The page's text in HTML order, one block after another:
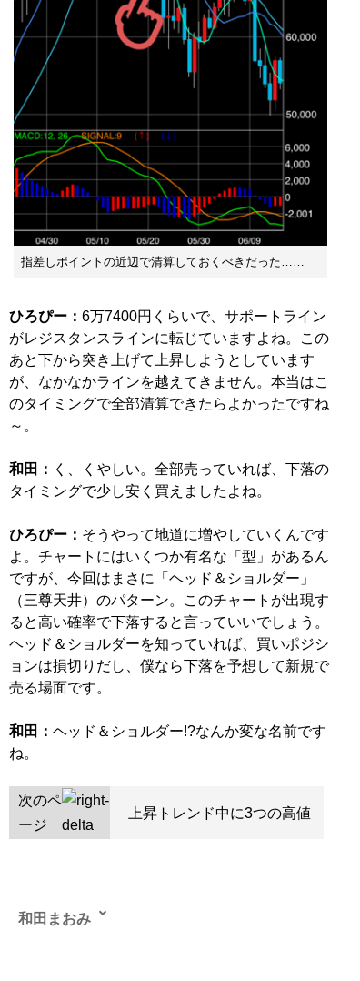
指差しポイントの近辺で清算しておくべきだった……
ひろぴー： 6万7400円くらいで、サポートライン
がレジスタンスラインに転じていますよね。この
あと下から突き上げて上昇しようとしています
が、なかなかラインを越えてきません。本当はこ
のタイミングで全部清算できたらよかったですね
～。
和田： く、くやしい。全部売っていれば、下落の
タイミングで少し安く買えましたよね。
ひろぴー： そうやって地道に増やしていくんです
よ。チャートにはいくつか有名な「型」があるん
ですが、今回はまさに「ヘッド＆ショルダー」
（三尊天井）のパターン。このチャートが出現す
ると高い確率で下落すると言っていいでしょう。
ヘッド＆ショルダーを知っていれば、買いポジシ
ョンは損切りだし、僕なら下落を予想して新規で
売る場面です。
和田： ヘッド＆ショルダー!?なんか変な名前です
ね。
次のペ
ージ
上昇トレンド中に3つの高値
和田まおみ